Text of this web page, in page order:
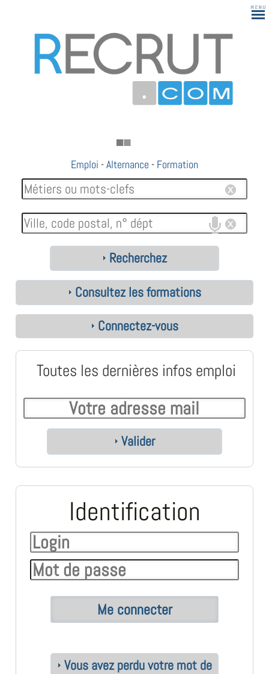
Emploi -Alternance - Formation
Recherchez
Consultez les formations
Connectez-vous
Toutes les dernières infos emploi
Valider
Identification
Vous avez perdu votre mot de